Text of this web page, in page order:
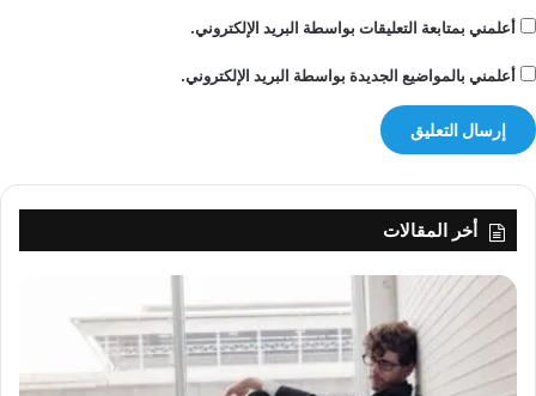
أعلمني بمتابعة التعليقات بواسطة البريد الإلكتروني.
أعلمني بالمواضيع الجديدة بواسطة البريد الإلكتروني.
أخر المقالات